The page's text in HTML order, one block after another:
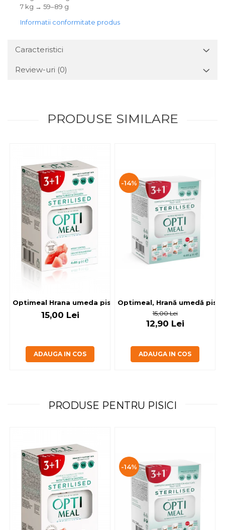
7 kg → 59–89 g
Informatii conformitate produs
Caracteristici
Review-uri (0)
PRODUSE SIMILARE
Optimeal Hrana umeda pisici
15,00 Lei
ADAUGA IN COS
-14%
Optimeal, Hrană umedă
15,00 Lei
12,90 Lei
ADAUGA IN COS
PRODUSE PENTRU PISICI
-14%